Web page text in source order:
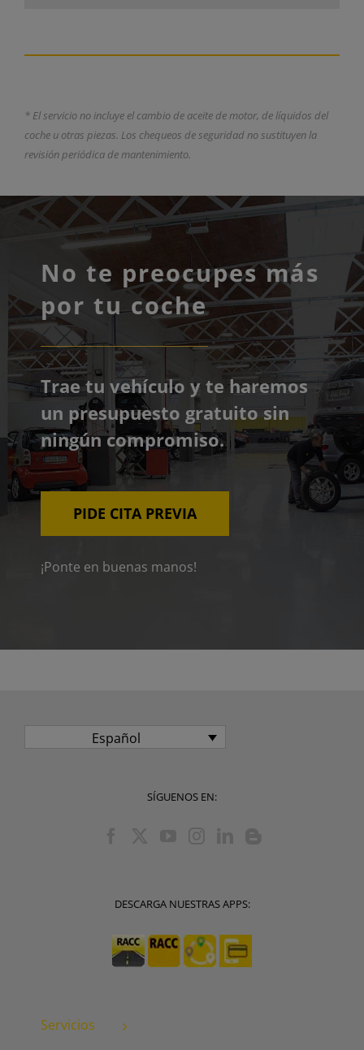
* El servicio no incluye el cambio de aceite de motor, de líquidos del
coche u otras piezas. Los chequeos de seguridad no sustituyen la
revisión periódica de mantenimiento.
No te preocupes más
por tu coche
Trae tu vehículo y te haremos
un presupuesto gratuito sin
ningún compromiso.
PIDE CITA PREVIA
¡Ponte en buenas manos!
Español
SÍGUENOS EN:
DESCARGA NUESTRAS APPS:
Servicios